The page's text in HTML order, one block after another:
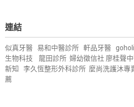
連結
似真牙醫 易和中醫診所 軒品牙醫
生物科技
龍田診所 婦幼徵信社 廖桂聲
新知
李久恆整形外科診所 麼尚洗護沐專
薦